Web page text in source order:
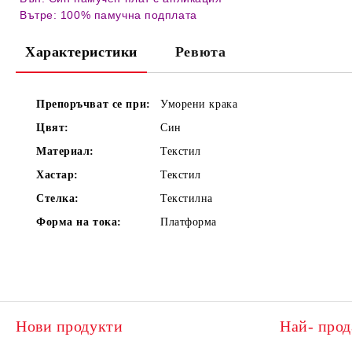
Вътре: 100% памучна подплата
Характеристики Ревюта
Препоръчват се при:
Уморени крака
Цвят:
Син
Материал:
Текстил
Хастар:
Текстил
Стелка:
Текстилна
Форма на тока:
Платформа
Нови продукти Най-